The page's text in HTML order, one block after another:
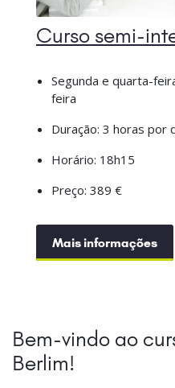
Curso semi-
Segunda e quarta-
feira
Duração: 3 horas por
Horário: 18h15
Preço: 389 €
Mais informações
Bem-vindo ao
Berlim!